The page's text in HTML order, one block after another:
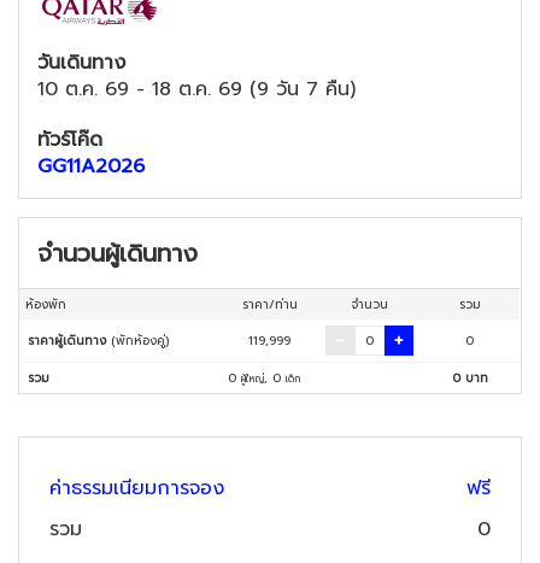
วันเดินทาง
10 ต.ค. 69 - 18 ต.ค. 69 (9 วัน 7 คืน)
ทัวร์โค๊ด
GG11A2026
จำนวนผู้เดินทาง
ห้องพัก ราคา/ท่าน จำนวน
รวม
ราคาผู้เดินทาง (พักห้องคู่) 119,999 0
รวม 0 ผู้ใหญ่, 0 เด็ก 0 บาท
ค่าธรรมเนียมการจอง
ฟรี
รวม
0